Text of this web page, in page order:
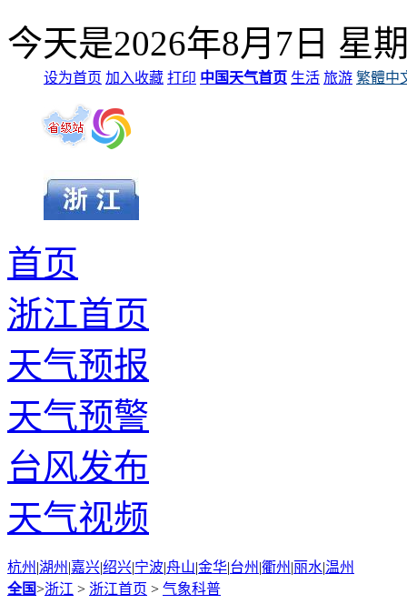
今天是2026年8月7日 星
设为首页 加入收藏 打印 中国天气首页 生活 旅游 繁體中
首页
浙江首页
天气预报
天气预警
台风发布
天气视频
杭州 |湖州 |嘉兴|绍兴|宁波|舟山|金华|台州 |衢州 |丽水|温州
全国>浙江 > 浙江首页 > 气象科普